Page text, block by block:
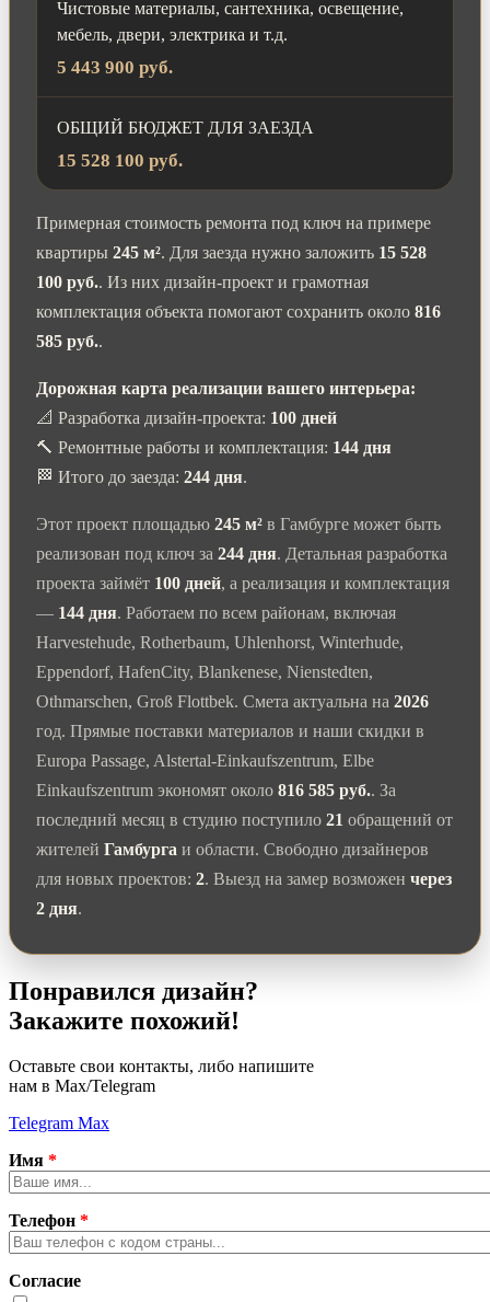
Чистовые материалы, сантехника, освещение,
мебель, двери, электрика и т.д.
5 443 900 руб.
ОБЩИЙ БЮДЖЕТ ДЛЯ ЗАЕЗДА
15 528 100 руб.
Примерная стоимость ремонта под ключ на примере
квартиры 245 м². Для заезда нужно заложить 15 528
100 руб.. Из них дизайн-проект и грамотная
комплектация объекта помогают сохранить около 816
585 руб..
Дорожная карта реализации вашего интерьера:
📐 Разработка дизайн-проекта: 100 дней
🔨 Ремонтные работы и комплектация: 144 дня
🏁 Итого до заезда: 244 дня.
Этот проект площадью 245 м² в Гамбурге может быть
реализован под ключ за 244 дня. Детальная разработка
проекта займёт 100 дней, а реализация и комплектация
— 144 дня. Работаем по всем районам, включая
Harvestehude, Rotherbaum, Uhlenhorst, Winterhude,
Eppendorf, HafenCity, Blankenese, Nienstedten,
Othmarschen, Groß Flottbek. Смета актуальна на 2026
год. Прямые поставки материалов и наши скидки в
Europa Passage, Alstertal-Einkaufszentrum, Elbe
Einkaufszentrum экономят около 816 585 руб.. За
последний месяц в студию поступило 21 обращений от
жителей Гамбурга и области. Свободно дизайнеров
для новых проектов: 2. Выезд на замер возможен через
2 дня.
Понравился дизайн?
Закажите похожий!
Оставьте свои контакты, либо напишите
нам в Max/Telegram
Telegram Max
Имя *
Телефон *
Согласие